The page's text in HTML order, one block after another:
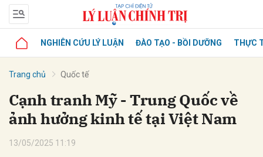
NGHIÊN CỨU LÝ LUẬN ĐÀO TẠO - BỒI DƯỠNG THỰC
Trang chủ Quốc tế
Cạnh tranh Mỹ - Trung Quốc về
ảnh hưởng kinh tế tại Việt Nam
13/05/2025 11:19